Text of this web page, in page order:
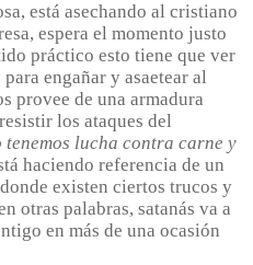
está asechando al cristiano
espera el momento justo
práctico esto tiene que ver
engañar y asaetear al
provee de una armadura
los ataques del
tenemos lucha contra carne y
haciendo referencia de un
existen ciertos trucos y
otras palabras, satanás va a
en más de una ocasión